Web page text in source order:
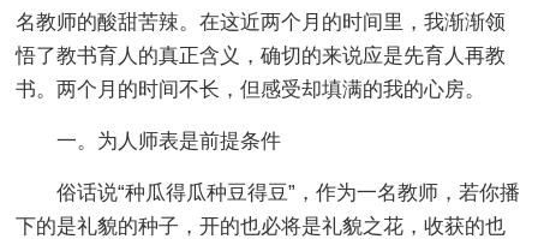
名教师的酸甜苦辣。在这近两个月的时间里，我渐渐领
悟了教书育人的真正含义，确切的来说应是先育人再教
书。两个月的时间不长，但感受却填满的我的心房。
一。为人师表是前提条件
俗话说“种瓜得瓜种豆得豆”，作为一名教师，若你播
下的是礼貌的种子，开的也必将是礼貌之花，收获的也